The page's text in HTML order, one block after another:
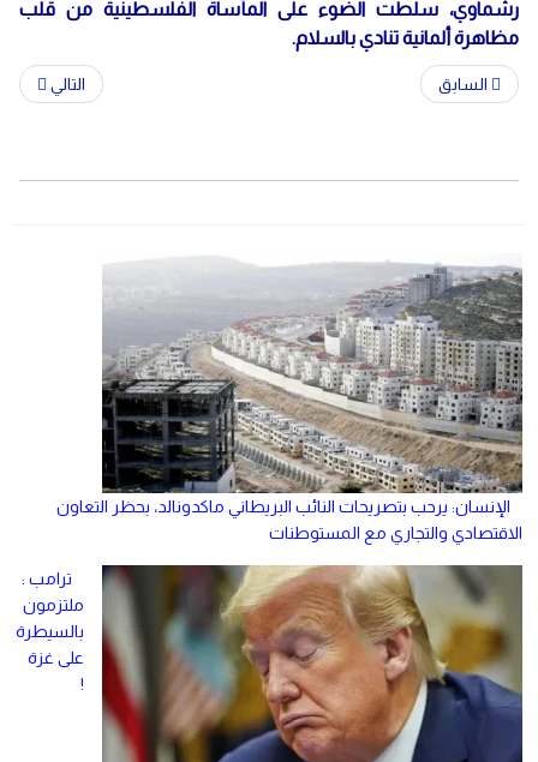
رشماوي، سلّطت الضوء على المأساة الفلسطينية من قلب
مظاهرة ألمانية تنادي بالسلام.
السابق التالي
الإنسان: يرحب بتصريحات النائب البريطاني ماكدونالد، بحظر التعاون
الاقتصادي والتجاري مع المستوطنات
ترامب :
ملتزمون
بالسيطرة
على غزة
!